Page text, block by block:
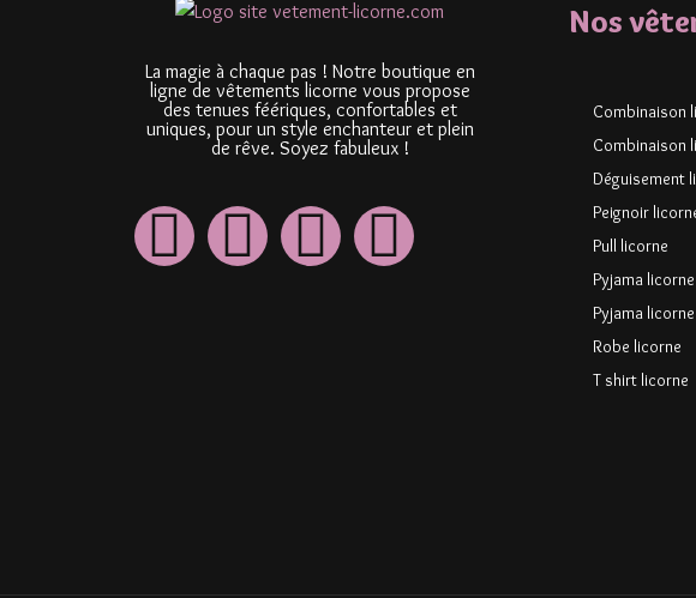
La magie à chaque pas ! Notre boutique en
ligne de vêtements licorne vous propose
des tenues féériques, confortables et
uniques, pour un style enchanteur et plein
de rêve. Soyez fabuleux !
Nos
Combinaison
Combinaison
Déguisement
Peignoir
Pull licorne
Pyjama licorne
Pyjama
Robe licorne
T shirt licorne